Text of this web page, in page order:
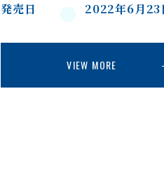
発売日 2022年6月23
VIEW MORE